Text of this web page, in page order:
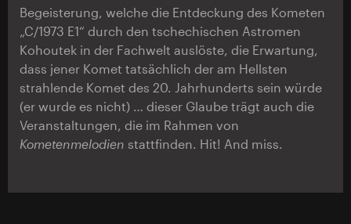
Begeisterung, welche die Entdeckung des Kometen
„C/1973 E1“ durch den tschechischen Astromen
Kohoutek in der Fachwelt auslöste, die Erwartung,
dass jener Komet tatsächlich der am Hellsten
strahlende Komet des 20. Jahrhunderts sein würde
(er wurde es nicht) … dieser Glaube trägt auch die
Veranstaltungen, die im Rahmen von
Kometenmelodien stattfinden. Hit! And miss.